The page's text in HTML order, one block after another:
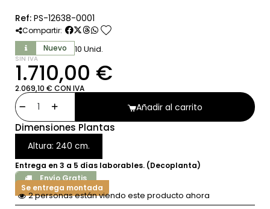
Ref: PS-12638-0001
Compartir: favorite
Nuevo 10 Unid.
SIN IVA
1.710,00 €
2.069,10 € CON IVA
Añadir al carrito
Dimensiones Plantas
Altura: 240 cm.
Entrega en 3 a 5 días laborables. (Decoplanta)
Envío Gratis
Se entrega montada
2 personas están viendo este producto ahora